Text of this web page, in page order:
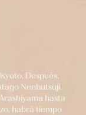
Después,
Nenbutsuji.
hasta
habrá tiempo